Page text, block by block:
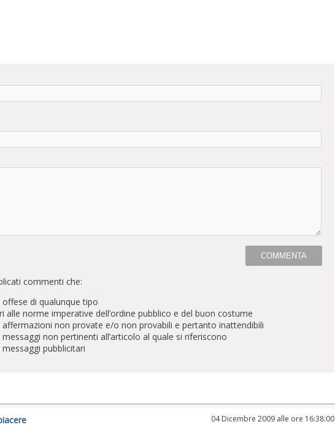
commenti che:
di qualunque tipo
alle norme imperative dell’ordine pubblico e del buon costume
non provate e/o non provabili e pertanto inattendibili
non pertinenti all’articolo al quale si riferiscono
pubblicitari
04 Dicembre 2009 alle ore 16:38:00